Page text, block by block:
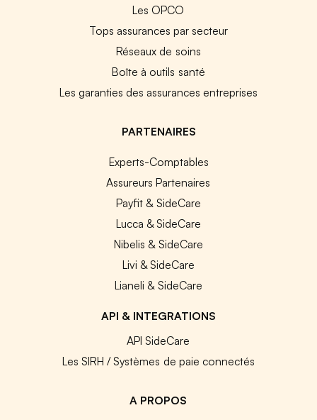
Les OPCO
Tops assurances par secteur
Réseaux de soins
Boîte à outils santé
Les garanties des assurances entreprises
PARTENAIRES
Experts-Comptables
Assureurs Partenaires
Payfit & SideCare
Lucca & SideCare
Nibelis & SideCare
Livi & SideCare
Lianeli & SideCare
API & INTEGRATIONS
API SideCare
Les SIRH / Systèmes de paie connectés
A PROPOS